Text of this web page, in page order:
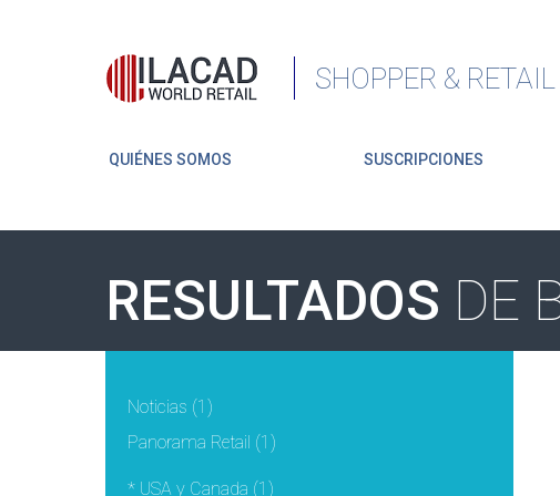
SHOPPER &
QUIÉNES SOMOS SUSCRIPCIONES
RESULTADOS DE
Noticias (1)
Panorama Retail (1)
* USA y Canada (1)